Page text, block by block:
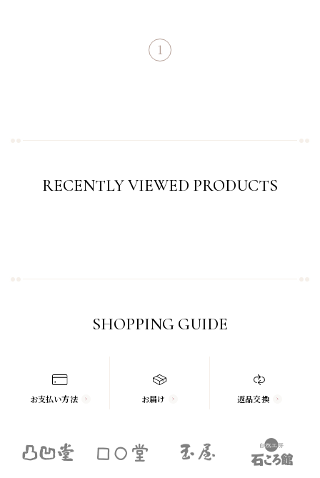
1
RECENTLY VIEWED PRODUCTS
SHOPPING GUIDE
お支払い方法 お届け 返品交換